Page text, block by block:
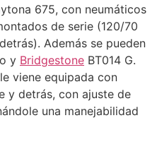
675, con neumáticos
de serie (120/70
Además se pueden
y Bridgestone BT014 G.
viene equipada con
y detrás, con ajuste de
una manejabilidad